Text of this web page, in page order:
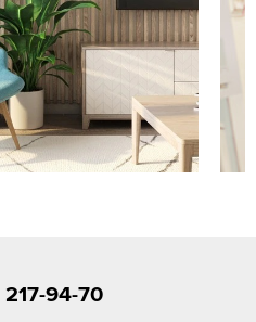
217-94-70